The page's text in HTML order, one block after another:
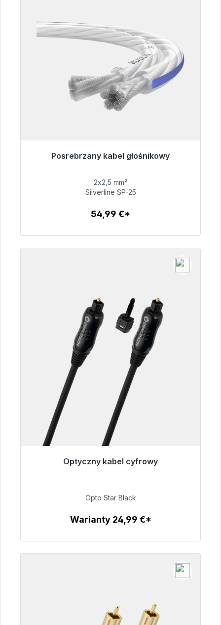
Posrebrzany kabel głośnikowy
Gotowy do natychmiastowej wysyłki, czas
54,99 €
2x2,5 mm²
Silverline SP-25
54,99 €*
Optyczny kabel cyfrowy
Gotowy do natychmiastowej wysyłki, czas
93,00 €
Opto Star Black
Warianty 24,99 €*